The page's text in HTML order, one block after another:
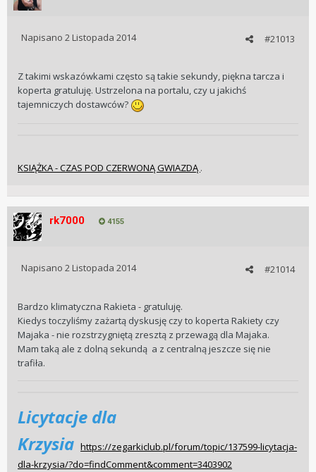
#21013
Napisano 2 Listopada 2014
Z takimi wskazówkami często są takie sekundy, piękna tarcza i
koperta gratuluję. Ustrzelona na portalu, czy u jakichś
tajemniczych dostawców?
KSIĄŻKA - CZAS POD CZERWONĄ GWIAZDĄ .
rk7000 4155
#21014
Napisano 2 Listopada 2014
Bardzo klimatyczna Rakieta - gratuluję.
Kiedys toczyliśmy zażartą dyskusję czy to koperta Rakiety czy
Majaka - nie rozstrzygniętą zresztą z przewagą dla Majaka.
Mam taką ale z dolną sekundą a z centralną jeszcze się nie
trafiła.
Licytacje dla
Krzysia https://zegarkiclub.pl/forum/topic/137599-licytacja-
dla-krzysia/?do=findComment&comment=3403902